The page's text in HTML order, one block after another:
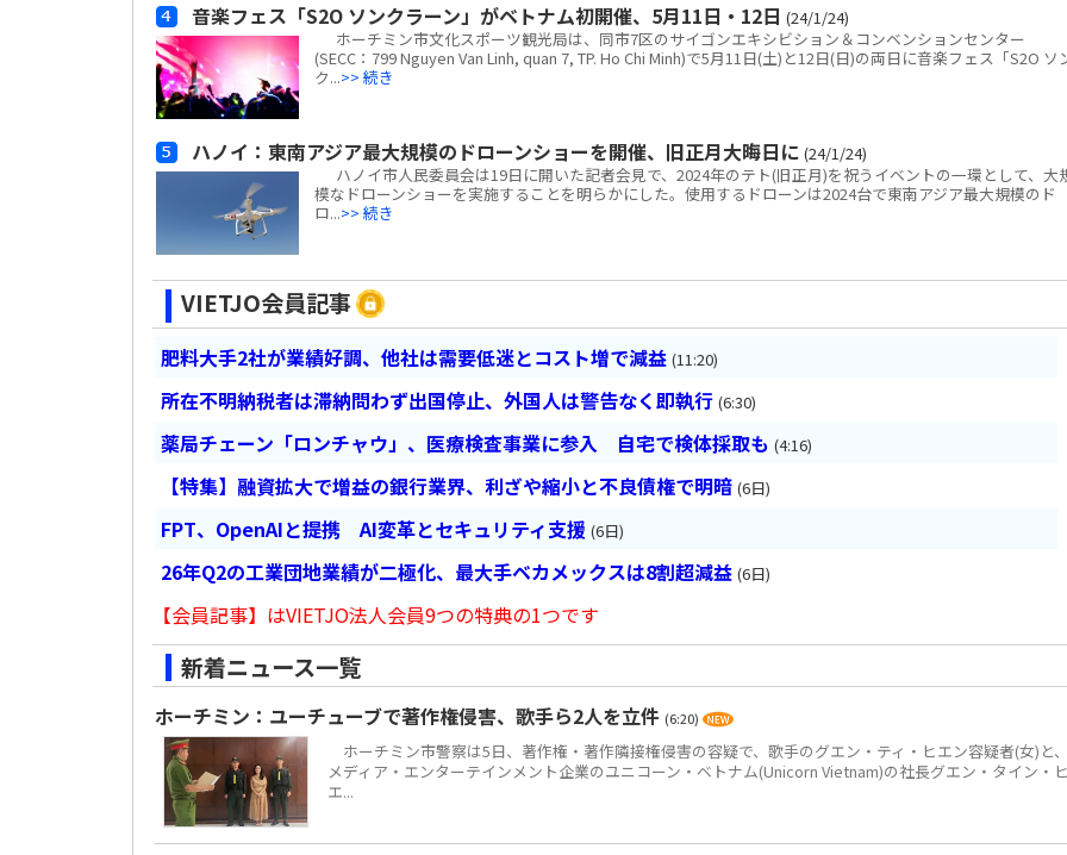
音楽フェス「S2O ソンクラーン」がベトナム初開催、5月11日・12日 (24/1/24)
ホーチミン市文化スポーツ観光局は、同市7区のサイゴンエキシビション＆コンベンションセンター
(SECC：799 Nguyen Van Linh, quan 7, TP. Ho Chi Minh)で5月11日(土)と12日(日)の両日に音楽フェス「S2O ソ
ク...>> 続き
ハノイ：東南アジア最大規模のドローンショーを開催、旧正月大晦日に (24/1/24)
ハノイ市人民委員会は19日に開いた記者会見で、2024年のテト(旧正月)を祝うイベントの一環として、大
模なドローンショーを実施することを明らかにした。使用するドローンは2024台で東南アジア最大規模のド
ロ...>> 続き
VIETJO会員記事
肥料大手2社が業績好調、他社は需要低迷とコスト増で減益 (11:20)
所在不明納税者は滞納問わず出国停止、外国人は警告なく即執行 (6:30)
薬局チェーン「ロンチャウ」、医療検査事業に参入 自宅で検体採取も (4:16)
【特集】融資拡大で増益の銀行業界、利ざや縮小と不良債権で明暗 (6日)
FPT、OpenAIと提携 AI変革とセキュリティ支援 (6日)
26年Q2の工業団地業績が二極化、最大手ベカメックスは8割超減益 (6日)
【会員記事】はVIETJO法人会員9つの特典の1つです
新着ニュース一覧
ホーチミン：ユーチューブで著作権侵害、歌手ら2人を立件 (6:20)
ホーチミン市警察は5日、著作権・著作隣接権侵害の容疑で、歌手のグエン・ティ・ヒエン容疑者(女)と、
メディア・エンターテインメント企業のユニコーン・ベトナム(Unicorn Vietnam)の社長グエン・タイン・ヒ
エ...